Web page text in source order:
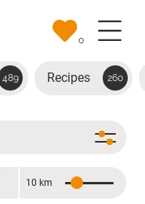
0
489 Recipes 260
Distance
10 km